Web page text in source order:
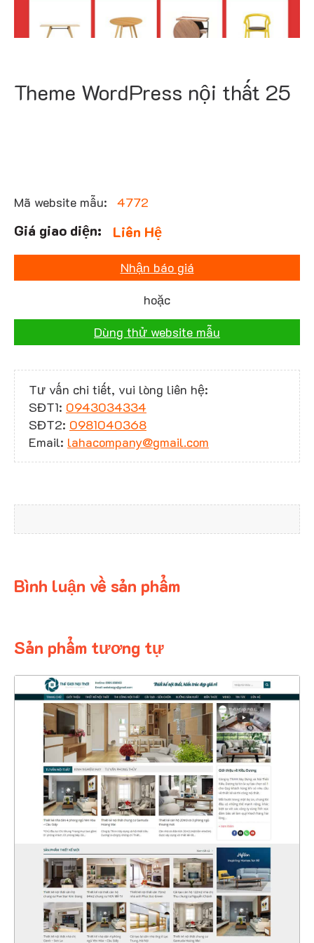
Theme WordPress nội thất 25
Mã website mẫu: 4772
Liên Hệ
Nhận báo giá
hoặc
Dùng thử website mẫu
Tư vấn chi tiết, vui lòng liên hệ:
SĐT1: 0943034334
SĐT2: 0981040368
Email: lahacompany@gmail.com
Bình luận về sản phẩm
Sản phẩm tương tự
4400
CHI TIẾT